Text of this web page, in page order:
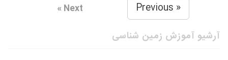
« Previous
Next »
آرشیو آموزش زمین شناسی